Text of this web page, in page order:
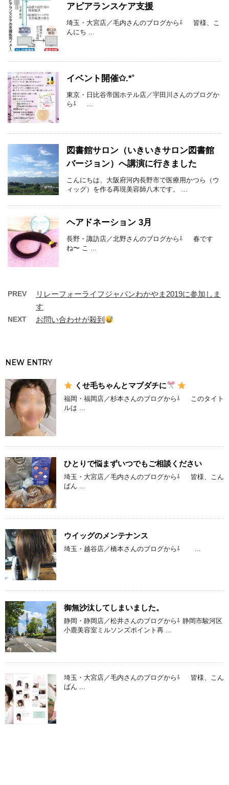
アピアランスケア支援
埼玉・大宮店／毛内さんのブログから⇩ 皆様、こ
んにち ...
イベント開催✩.*˚
東京・日比谷帝国ホテル店／宇田川さんのブログか
ら⇩ ...
図書館サロン（いきいきサロン図書館
バージョン）へ講演に行きました
こんにちは、大阪府河内長野市で医療用かつら（ウ
ィッグ）を作る再現美容師八木です。 ...
ヘアドネーション 3月
長野・諏訪店／北野さんのブログから⇩ 春です
ね〜 こ ...
PREV
リレーフォーライフジャパンわかやま2019に参加しま
す
NEXT お問い合わせが殺到
NEW ENTRY
くせ毛ちゃんとマブダチに
福岡・福岡店／杉本さんのブログから⇩ このタイト
ルは ...
ひとりで悩まずいつでもご相談ください
埼玉・大宮店／毛内さんのブログから⇩ 皆様、こん
ばん ...
ウイッグのメンテナンス
埼玉・越谷店／橋本さんのブログから⇩ ...
御無沙汰してしまいました。
静岡・静岡店／松井さんのブログから⇩ 静岡市駿河区
小鹿美容室ミルソンズポイント再 ...
埼玉・大宮店／毛内さんのブログから⇩ 皆様、こん
ばん ...